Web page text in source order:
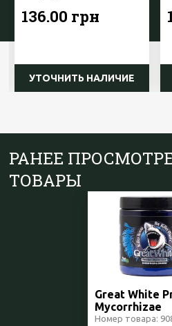
136.00 грн
УТОЧНИТЬ НАЛИЧИЕ
РАНЕЕ
ТОВАРЫ
Great White
Mycorrhizae
микориза 4
Номер товара: